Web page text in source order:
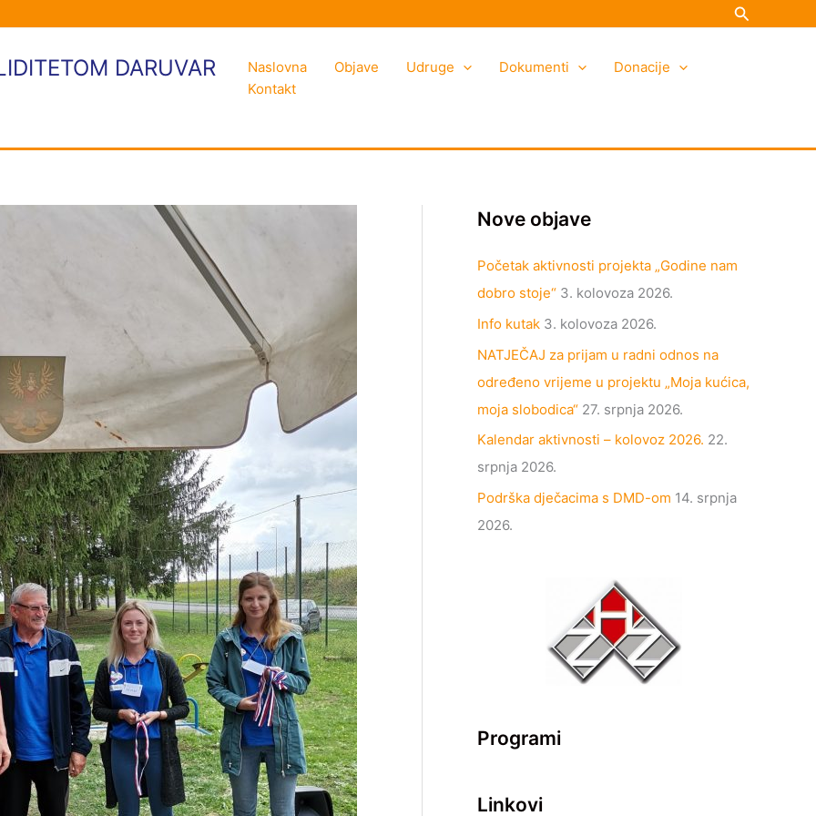
Search
DARUVAR Naslovna Objave Udruge Dokumenti
Donacije
Kontakt
Nove objave
Početak aktivnosti projekta „Godine nam
dobro stoje“ 3. kolovoza 2026.
Info kutak 3. kolovoza 2026.
NATJEČAJ za prijam u radni odnos na
određeno vrijeme u projektu „Moja kućica,
moja slobodica“ 27. srpnja 2026.
Kalendar aktivnosti – kolovoz 2026. 22.
srpnja 2026.
Podrška dječacima s DMD-om 14. srpnja
2026.
Programi
Linkovi
o
j
e
a